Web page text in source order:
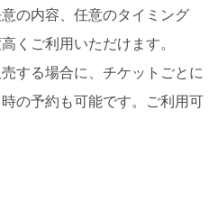
の内容、任意のタイミング
くご利用いただけます。
する場合に、チケットごとに
の予約も可能です。ご利用可